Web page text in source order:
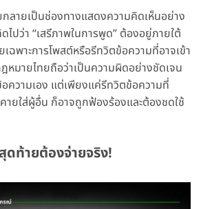
ลายเป็นช่องทางแสดงความคิดเห็นอย่าง
ปว่า “เสรีภาพในการพูด” ต้องอยู่ภายใต้
ฉพาะการโพสต์หรือรีทวิตข้อความที่อาจเข้า
หมายไทยถือว่าเป็นความผิดอย่างชัดเจน
ความเอง แต่เพียงแค่รีทวิตข้อความที่
ายใส่ผู้อื่น ก็อาจถูกฟ้องร้องและต้องชดใช้
ท้ายต้องจ่ายจริง!